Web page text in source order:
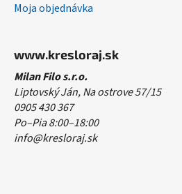
Moja objednávka
www.kresloraj.sk
Milan Filo s.r.o.
Liptovský Ján, Na ostrove 57/15
0905 430 367
Po–Pia 8:00–18:00
info@kresloraj.sk